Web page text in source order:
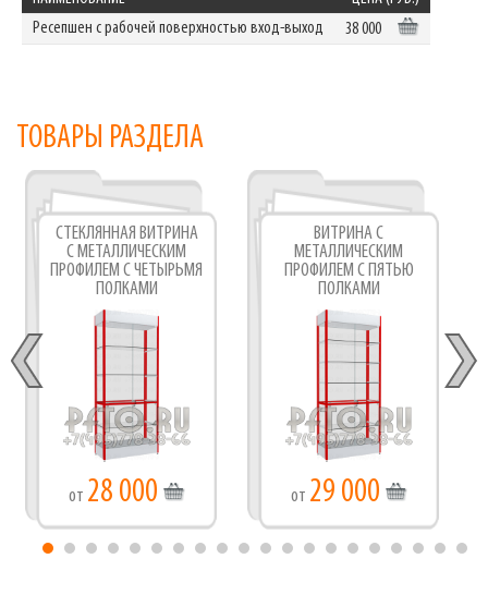
Ресепшен с рабочей поверхностью вход-выход
38 000
ТОВАРЫ РАЗДЕЛА
СТЕКЛЯННАЯ ВИТРИНА
С МЕТАЛЛИЧЕСКИМ
ПРОФИЛЕМ С ЧЕТЫРЬМЯ
ПОЛКАМИ
от 28 000
ВИТРИНА С
МЕТАЛЛИЧЕСКИМ
ПРОФИЛЕМ С ПЯТЬЮ
ПОЛКАМИ
от 29 000